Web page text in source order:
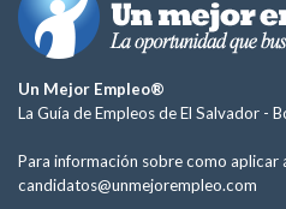
Un Mejor Empleo®
La Guía de Empleos de El Salvador -
Para información sobre como aplicar
candidatos@unmejorempleo.com